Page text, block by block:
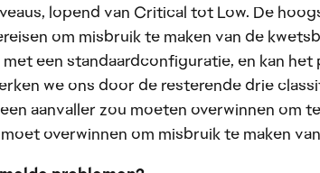
lopend van Critical tot Low. De
om misbruik te maken van de
een standaardconfiguratie, en kan
we ons door de resterende drie
aanvaller zou moeten overwinnen om
overwinnen om misbruik te maken